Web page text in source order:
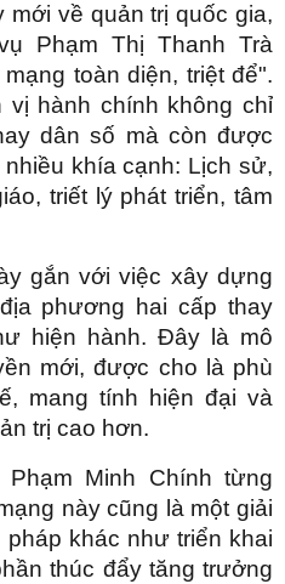
về quản trị quốc gia,
Phạm Thị Thanh Trà
toàn diện, triệt để".
hành chính không chỉ
dân số mà còn được
khía cạnh: Lịch sử,
triết lý phát triển, tâm
gắn với việc xây dựng
phương hai cấp thay
hiện hành. Đây là mô
mới, được cho là phù
mang tính hiện đại và
trị cao hơn.
Minh Chính từng
này cũng là một giải
khác như triển khai
thúc đẩy tăng trưởng